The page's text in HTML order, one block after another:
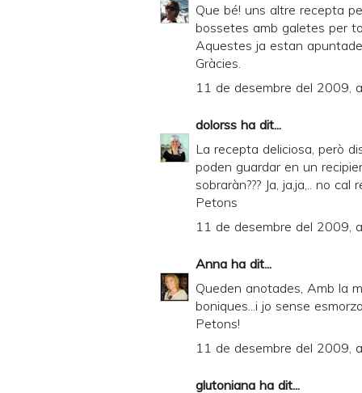
Que bé! uns altre recepta
bossetes amb galetes per
Aquestes ja estan
Gràcies.
11 de desembre del 2009,
dolorss ha dit...
La recepta deliciosa, però
poden guardar en un
sobraràn??? Ja, ja,ja,.. no cal
Petons
11 de desembre del 2009,
Anna ha dit...
Queden anotades, Amb la
boniques...i jo sense
Petons!
11 de desembre del 2009,
glutoniana ha dit...